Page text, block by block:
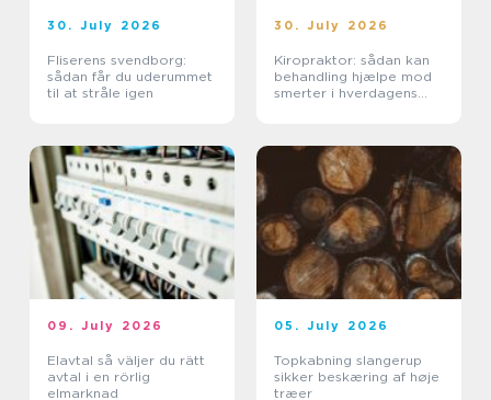
30. July 2026
Fliserens svendborg:
sådan får du uderummet
til at stråle igen
30. July 2026
Kiropraktor: sådan kan
behandling hjælpe mod
smerter i hverdagens
09. July 2026
Elavtal så väljer du rätt
avtal i en rörlig
elmarknad
05. July 2026
Topkabning slangerup
sikker beskæring af høje
træer